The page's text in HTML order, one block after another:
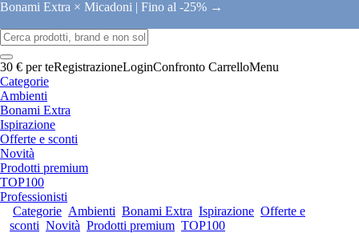
Bonami Extra × Micadoni | Fino al -25% →
30 € per teRegistrazioneLoginConfronto CarrelloMenu
Categorie
Ambienti
Bonami Extra
Ispirazione
Offerte e sconti
Novità
Prodotti premium
TOP100
Professionisti
Categorie Ambienti Bonami Extra Ispirazione Offerte e
sconti Novità Prodotti premium TOP100